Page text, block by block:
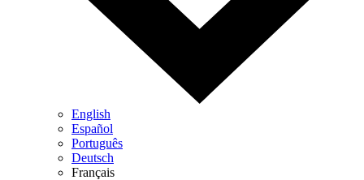
English
Español
Português
Deutsch
Français